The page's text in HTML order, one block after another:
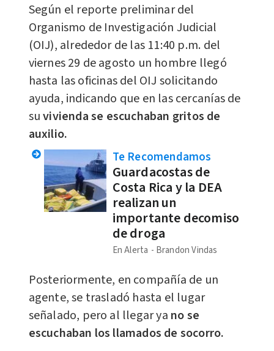
Según el reporte preliminar del
Organismo de Investigación Judicial
(OIJ), alrededor de las 11:40 p.m. del
viernes 29 de agosto un hombre llegó
hasta las oficinas del OIJ solicitando
ayuda, indicando que en las cercanías de
suvivienda se escuchaban gritos de
auxilio.
Te Recomendamos
Guardacostas de
Costa Rica y la DEA
realizan un
importante decomiso
de droga
En Alerta Brandon Vindas
​Posteriormente, en compañía de un
agente, se trasladó hasta el lugar
señalado, pero al llegar ya no se
escuchaban los llamados de socorro.